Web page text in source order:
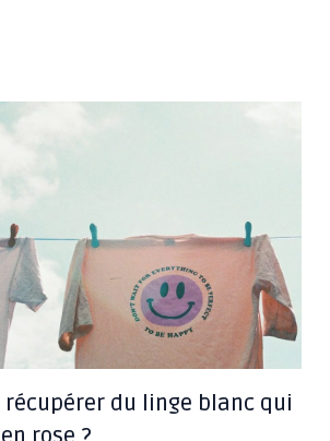
récupérer du linge blanc qui